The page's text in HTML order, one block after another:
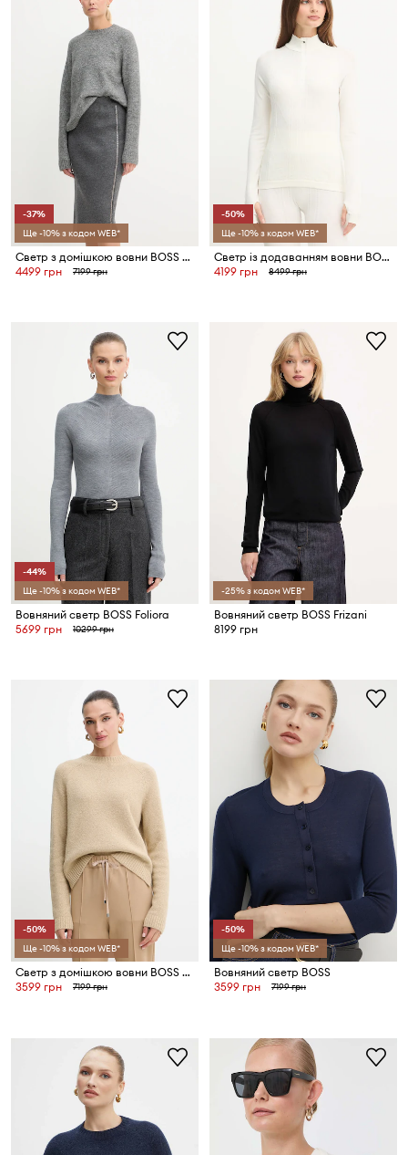
-37%
Ще -10% з кодом WEB*
Светр з домішкою вовни BOSS Febisan
4499 грн
7199 грн
-50%
Ще -10% з кодом WEB*
Светр із додаванням вовни BOSS Eskinno_SKI
4199 грн
8499 грн
-44%
Ще -10% з кодом WEB*
Вовняний светр BOSS Foliora
5699 грн
10299 грн
-25% з кодом WEB*
Вовняний светр BOSS Frizani
8199 грн
-50%
Ще -10% з кодом WEB*
Светр з домішкою вовни BOSS Febisan
3599 грн
7199 грн
-50%
Ще -10% з кодом WEB*
Вовняний светр BOSS
3599 грн
7199 грн